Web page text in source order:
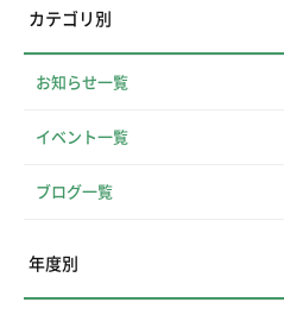
カテゴリ別
お知らせ一覧
イベント一覧
ブログ一覧
年度別